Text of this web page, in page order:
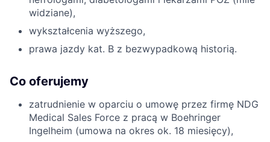
widziane),
wykształcenia wyższego,
prawa jazdy kat. B z bezwypadkową historią.
Co oferujemy
zatrudnienie w oparciu o umowę przez firmę NDG
Medical Sales Force z pracą w Boehringer
Ingelheim (umowa na okres ok. 18 miesięcy),